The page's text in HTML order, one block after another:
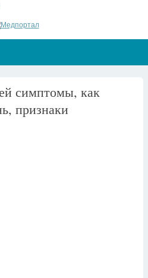
симптомы, как
признаки